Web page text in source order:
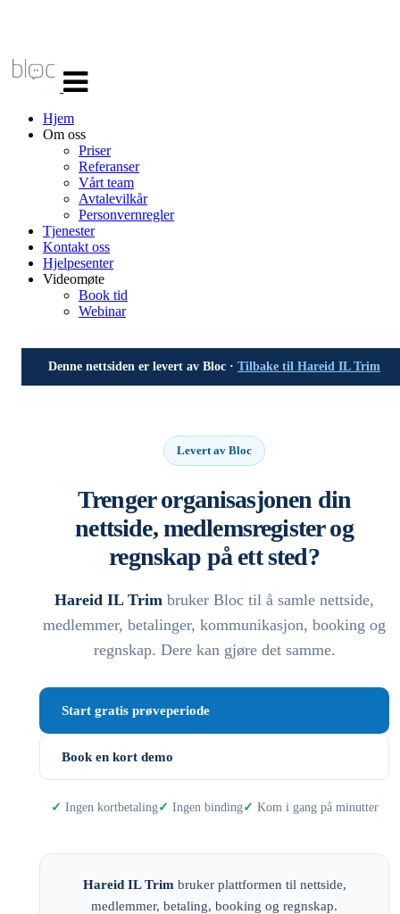
navigasjon
Hjem
Om oss
Priser
Referanser
Vårt team
Avtalevilkår
Personvernregler
Tjenester
Kontakt oss
Hjelpesenter
Videomøte
Book tid
Webinar
Denne nettsiden er levert av Bloc · Tilbake til Hareid IL Trim
Levert av Bloc
Trenger organisasjonen din
nettside, medlemsregister og
regnskap på ett sted?
Hareid IL Trim bruker Bloc til å samle nettside,
medlemmer, betalinger, kommunikasjon, booking og
regnskap. Dere kan gjøre det samme.
Start gratis prøveperiode
Book en kort demo
Ingen kortbetaling Ingen binding Kom i gang på minutter
Hareid IL Trim bruker plattformen til nettside,
medlemmer, betaling, booking og regnskap.